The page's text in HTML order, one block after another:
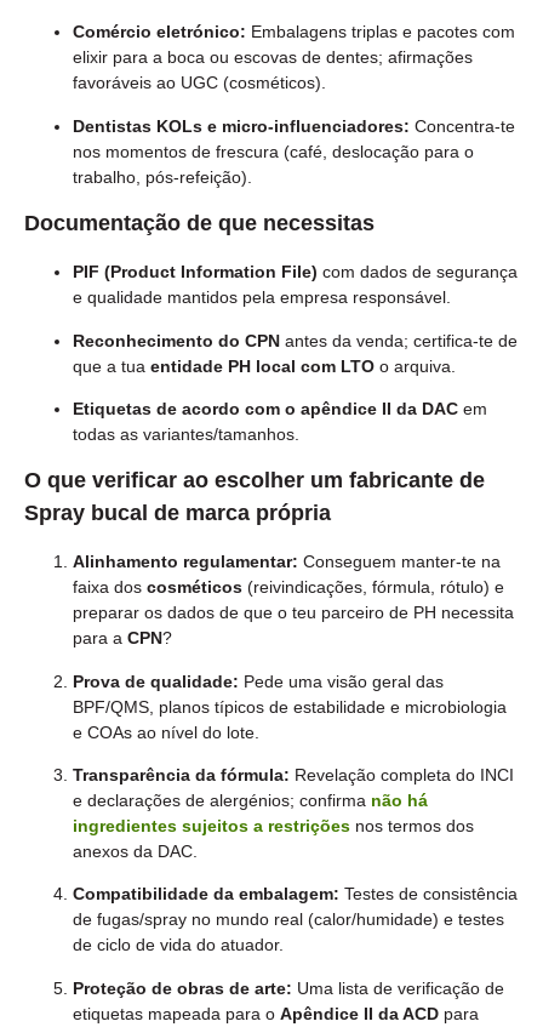
Comércio eletrónico: Embalagens triplas e pacotes com
elixir para a boca ou escovas de dentes; afirmações
favoráveis ao UGC (cosméticos).
Dentistas KOLs e micro-influenciadores: Concentra-te
nos momentos de frescura (café, deslocação para o
trabalho, pós-refeição).
Documentação de que necessitas
PIF (Product Information File) com dados de segurança
e qualidade mantidos pela empresa responsável.
Reconhecimento do CPN antes da venda; certifica-te de
que a tua entidade PH local com LTO o arquiva.
Etiquetas de acordo com o apêndice II da DAC em
todas as variantes/tamanhos.
O que verificar ao escolher um fabricante de
Spray bucal de marca própria
Alinhamento regulamentar: Conseguem manter-te na
faixa dos cosméticos (reivindicações, fórmula, rótulo) e
preparar os dados de que o teu parceiro de PH necessita
para a CPN?
Prova de qualidade: Pede uma visão geral das
BPF/QMS, planos típicos de estabilidade e microbiologia
e COAs ao nível do lote.
Transparência da fórmula: Revelação completa do INCI
e declarações de alergénios; confirma não há
ingredientes sujeitos a restrições nos termos dos
anexos da DAC.
Compatibilidade da embalagem: Testes de consistência
de fugas/spray no mundo real (calor/humidade) e testes
de ciclo de vida do atuador.
Proteção de obras de arte: Uma lista de verificação de
etiquetas mapeada para o Apêndice II da ACD para